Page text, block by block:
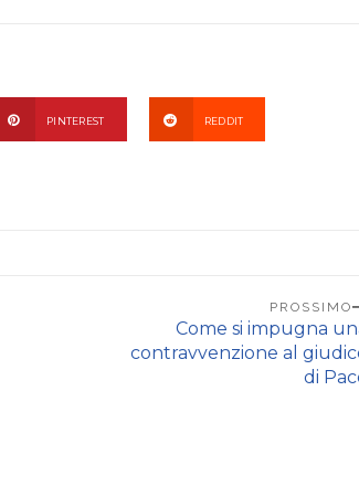
PINTEREST REDDIT
PROSSIMO
Come si impugna
contravvenzione al
di